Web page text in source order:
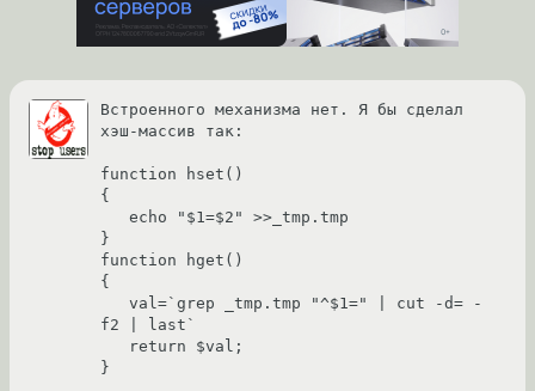
Встроенного механизма нет. Я бы сделал
хэш-массив так:
function hset()
{
}
function hget()
{
f2 | last`
}